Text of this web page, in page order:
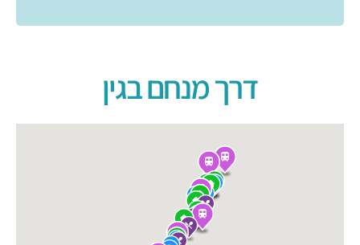
דרך מנחם בגין